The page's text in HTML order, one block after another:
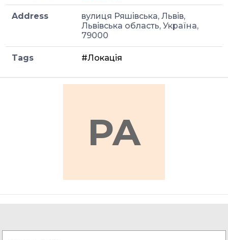
Address
вулиця Ряшівська, Львів,
Львівська область, Україна,
79000
Tags #Локація
PA